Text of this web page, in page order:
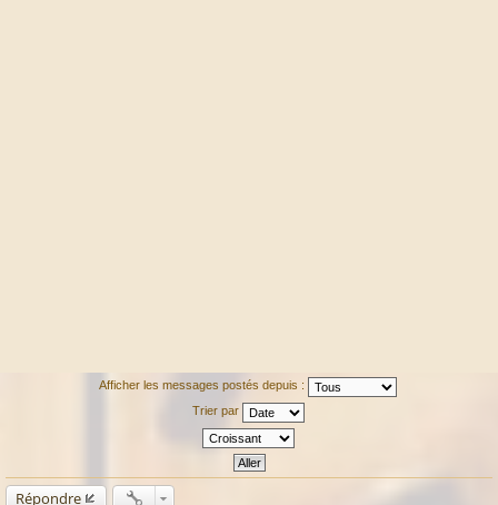
Afficher les messages postés depuis :
Trier par
Répondre